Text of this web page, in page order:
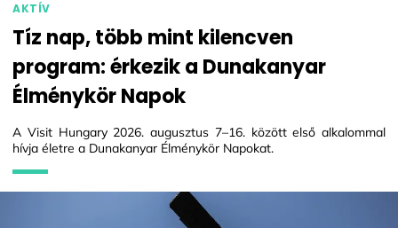
AKTÍV
Tíz nap, több mint kilencven
program: érkezik a Dunakanyar
Élménykör Napok
A Visit Hungary 2026. augusztus 7–16. között első alkalommal
hívja életre a Dunakanyar Élménykör Napokat.